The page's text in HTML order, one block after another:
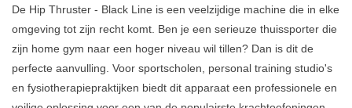
De Hip Thruster - Black Line is een veelzijdige machine die in elke
omgeving tot zijn recht komt. Ben je een serieuze thuissporter die
zijn home gym naar een hoger niveau wil tillen? Dan is dit de
perfecte aanvulling. Voor sportscholen, personal training studio's
en fysiotherapiepraktijken biedt dit apparaat een professionele en